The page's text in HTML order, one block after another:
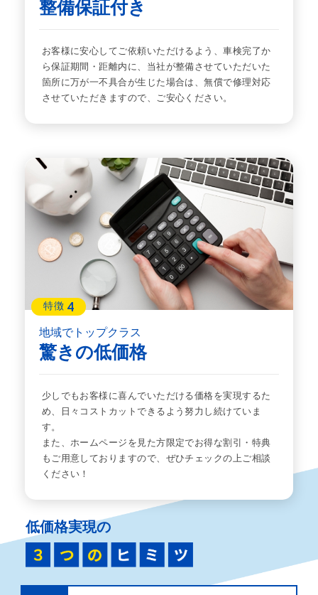
整備保証付き
お客様に安心してご依頼いただけるよう、車検完了か
ら保証期間・距離内に、当社が整備させていただいた
箇所に万が一不具合が生じた場合は、無償で修理対応
させていただきますので、ご安心ください。
特徴 4
地域でトップクラス
驚きの低価格
少しでもお客様に喜んでいただける価格を実現するた
め、日々コストカットできるよう努力し続けていま
す。
また、ホームページを見た方限定でお得な割引・特典
もご用意しておりますので、ぜひチェックの上ご相談
ください！
低価格実現の